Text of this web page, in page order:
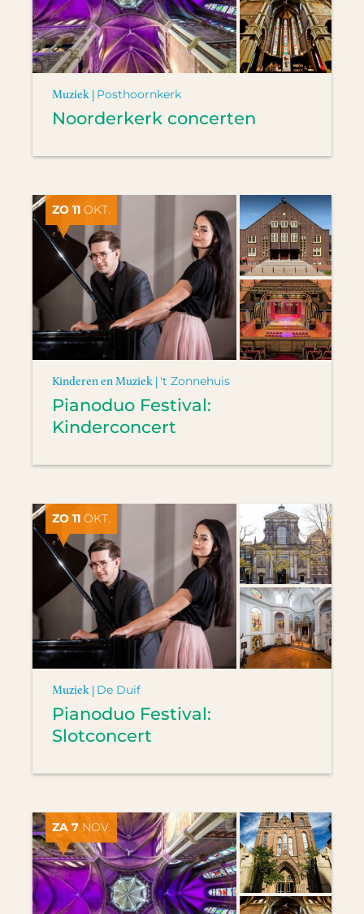
Muziek | Posthoornkerk
Noorderkerk concerten
ZO 11 OKT.
Kinderen en Muziek | 't Zonnehuis
Pianoduo Festival:
Kinderconcert
ZO 11 OKT.
Muziek | De Duif
Pianoduo Festival:
Slotconcert
ZA 7 NOV.